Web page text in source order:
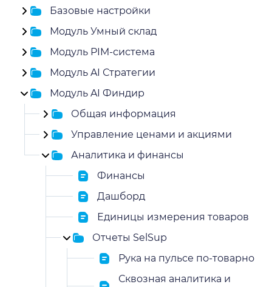
Базовые настройки
Модуль Умный склад
Модуль PIM-система
Модуль AI Стратегии
Модуль AI Финдир
Общая информация
Управление ценами и акциями
Аналитика и финансы
Финансы
Дашборд
Единицы измерения товаров
Отчеты SelSup
Рука на пульсе по-товарно
Сквозная аналитика и